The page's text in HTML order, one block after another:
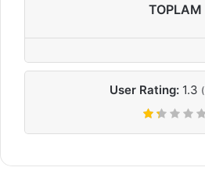
TOPLAM
User Rating: 1.3 (